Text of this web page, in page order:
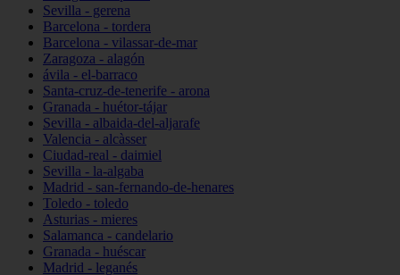
Sevilla - gerena
Barcelona - tordera
Barcelona - vilassar-de-mar
Zaragoza - alagón
ávila - el-barraco
Santa-cruz-de-tenerife - arona
Granada - huétor-tájar
Sevilla - albaida-del-aljarafe
Valencia - alcàsser
Ciudad-real - daimiel
Sevilla - la-algaba
Madrid - san-fernando-de-henares
Toledo - toledo
Asturias - mieres
Salamanca - candelario
Granada - huéscar
Madrid - leganés